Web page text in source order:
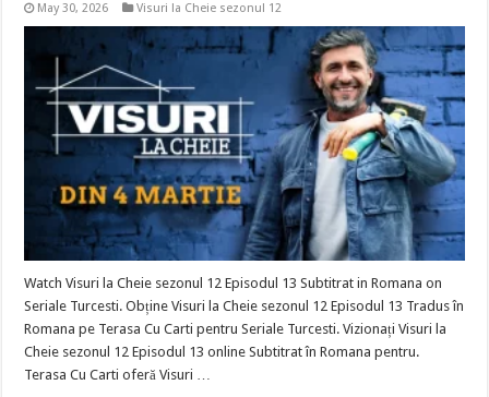
May 30, 2026 Visuri la Cheie sezonul 12
Watch Visuri la Cheie sezonul 12 Episodul 13 Subtitrat in Romana on
Seriale Turcesti. Obține Visuri la Cheie sezonul 12 Episodul 13 Tradus în
Romana pe Terasa Cu Carti pentru Seriale Turcesti. Vizionați Visuri la
Cheie sezonul 12 Episodul 13 online Subtitrat în Romana pentru.
Terasa Cu Carti oferă Visuri …